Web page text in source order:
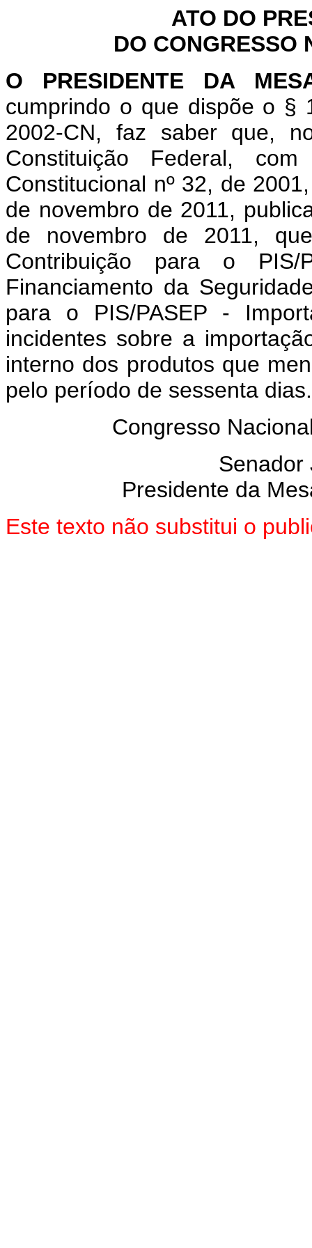
ATO DO
DO CONGRESSO
O PRESIDENTE DA
cumprindo o que dispõe o §
2002-CN, faz saber que,
Constituição Federal,
Constitucional nº 32, de
de novembro de 2011,
de novembro de 2011,
Contribuição para o PIS/
Financiamento da
para o PIS/PASEP -
incidentes sobre a
interno dos produtos que
pelo período de sessenta dias.
Congresso
Senador
Presidente da
Este texto não substitui o